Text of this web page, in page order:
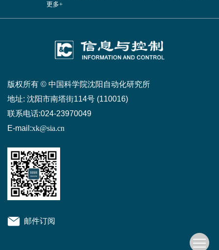
更多+
版权所有 © 中国科学院沈阳自动化研究所
地址: 沈阳市南塔街114号 (110016)
联系电话:024-23970049
E-mail:xk@sia.cn
邮件订阅